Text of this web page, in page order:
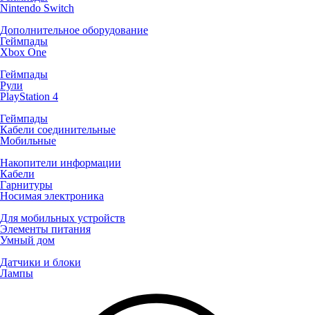
Nintendo Switch
Дополнительное оборудование
Геймпады
Xbox One
Геймпады
Рули
PlayStation 4
Геймпады
Кабели соединительные
Мобильные
Накопители информации
Кабели
Гарнитуры
Носимая электроника
Для мобильных устройств
Элементы питания
Умный дом
Датчики и блоки
Лампы